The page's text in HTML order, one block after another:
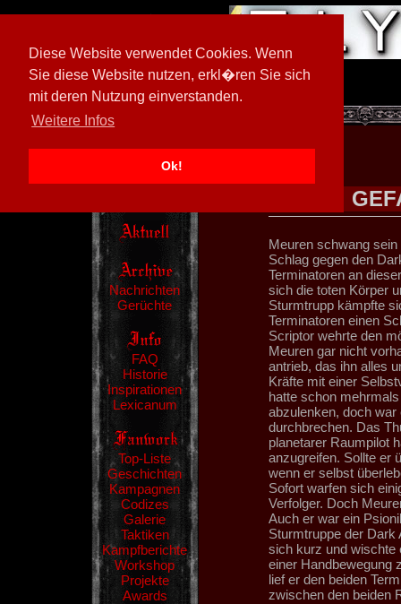
Diese Website verwendet Cookies. Wenn
Sie diese Website nutzen, erkl�ren Sie sich
mit deren Nutzung einverstanden.
Weitere Infos
Ok!
[ 602026/M3]
Nachrichten
Gerüchte
FAQ
Historie
Inspirationen
Lexicanum
Top-Liste
Geschichten
Kampagnen
Codizes
Galerie
Taktiken
Kampfberichte
Workshop
Projekte
Awards
Meuren schwang
Schlag gegen den
Terminatoren an
sich die toten Körper
Sturmtrupp kämpfte
Terminatoren einen
Scriptor wehrte den
Meuren gar nicht
antrieb, das ihn alles
Kräfte mit einer
hatte schon
abzulenken, doch
durchbrechen. Das
planetarer Raumpilot
anzugreifen. Sollte er
wenn er selbst
Sofort warfen sich
Verfolger. Doch
Auch er war ein
Sturmtruppe der Dark
sich kurz und wischte
einer Handbewegung
lief er den beiden
zwischen den beiden